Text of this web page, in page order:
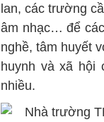
lan, các trường
âm nhạc… để
nghề, tâm huyết
huynh và xã hội
nhiều.